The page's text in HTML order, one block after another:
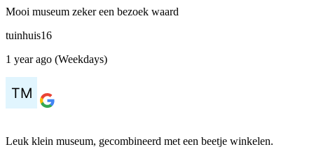
Mooi museum zeker een bezoek waard
tuinhuis16
1 year ago (Weekdays)
Leuk klein museum, gecombineerd met een beetje winkelen.